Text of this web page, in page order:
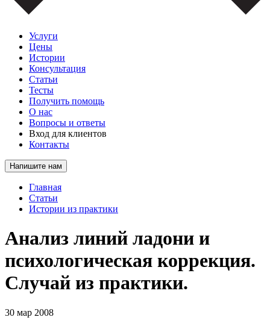
Услуги
Цены
Истории
Консультация
Статьи
Тесты
Получить помощь
О нас
Вопросы и ответы
Вход для клиентов
Контакты
Напишите нам
Главная
Статьи
Истории из практики
Анализ линий ладони и
психологическая коррекция.
Случай из практики.
30 мар 2008